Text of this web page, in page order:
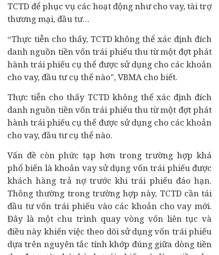
TCTD để phục vụ các hoạt động như cho vay, tài trợ
thương mại, đầu tư…
“Thực tiễn cho thấy, TCTD không thể xác định đích
danh nguồn tiền vốn trái phiếu thu từ một đợt phát
hành trái phiếu cụ thể được sử dụng cho các khoản
cho vay, đầu tư cụ thể nào", VBMA cho biết.
Thực tiễn cho thấy TCTD không thể xác định đích
danh nguồn tiền vốn trái phiếu thu từ một đợt phát
hành trái phiếu cụ thể được sử dụng cho các khoản
cho vay, đầu tư cụ thể nào.
Vấn đề còn phức tạp hơn trong trường hợp khá
phổ biến là khoản vay sử dụng vốn trái phiếu được
khách hàng trả nợ trước khi trái phiếu đáo hạn.
Thông thường trong trường hợp này, TCTD cần tái
đầu tư vốn trái phiếu vào các khoản cho vay mới.
Đây là một chu trình quay vòng vốn liên tục và
điều này khiến việc theo dõi sử dụng vốn trái phiếu
dựa trên nguyên tắc tính khớp đúng giữa dòng tiền